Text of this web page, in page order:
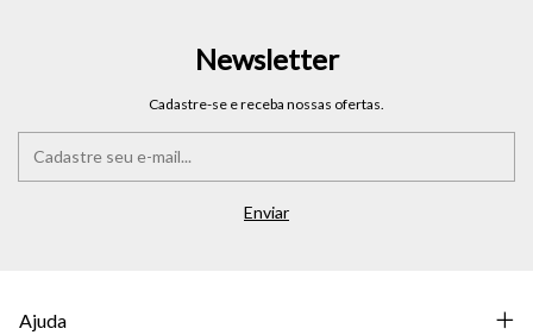
Newsletter
Cadastre-se e receba nossas ofertas.
Ajuda